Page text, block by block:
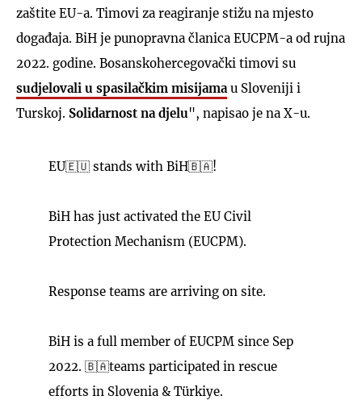
zaštite EU-a. Timovi za reagiranje stižu na mjesto
događaja. BiH je punopravna članica EUCPM-a od rujna
2022. godine. Bosanskohercegovački timovi su
sudjelovali u spasilačkim misijama u Sloveniji i
Turskoj. Solidarnost na djelu", napisao je na X-u.
EU🇪🇺 stands with BiH🇧🇦!
BiH has just activated the EU Civil
Protection Mechanism (EUCPM).
Response teams are arriving on site.
BiH is a full member of EUCPM since Sep
2022. 🇧🇦teams participated in rescue
efforts in Slovenia & Türkiye.